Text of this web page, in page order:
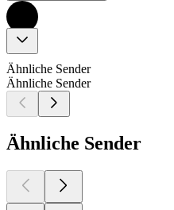
Ähnliche Sender
Ähnliche Sender
Ähnliche Sender